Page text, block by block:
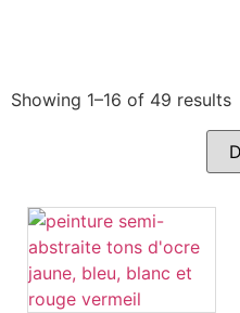
Showing 1–16 of 49 results